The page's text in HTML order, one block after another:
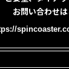
お問い合わせは